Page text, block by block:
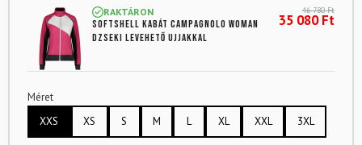
5-ből,
értékelés
alapján
RAKTÁRON
Softshell kabát CAMPAGNOLO Woman
dzseki levehető ujjakkal
46 780Ft
35 080Ft
Méret
XXS
XS S M L XL XXL 3XL